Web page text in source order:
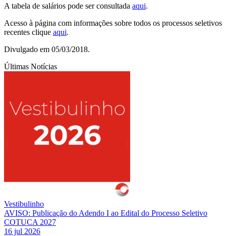
A tabela de salários pode ser consultada aqui.
Acesso à página com informações sobre todos os processos seletivos
recentes clique aqui.
Divulgado em 05/03/2018.
Últimas Notícias
Vestibulinho
AVISO: Publicação do Adendo I ao Edital do Processo Seletivo
COTUCA 2027
16 jul 2026